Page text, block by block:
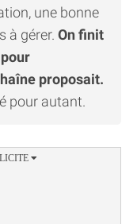
une bonne
à gérer. On finit
proposait.
pour autant.